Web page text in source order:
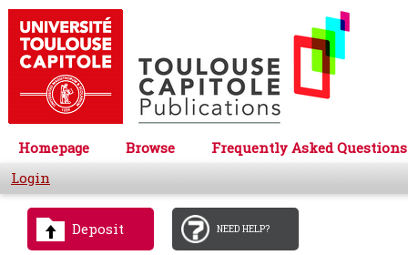
Homepage Browse
Frequently Asked Questions
Login
Deposit NEED HELP?